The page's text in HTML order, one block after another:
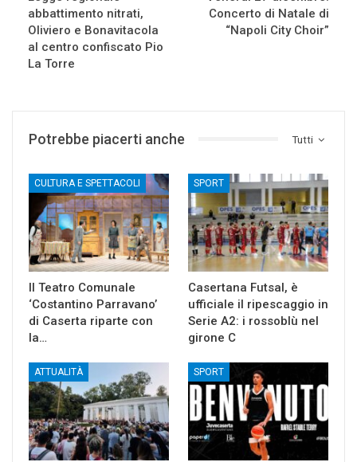
abbattimento nitrati,
Oliviero e Bonavitacola
al centro confiscato Pio
La Torre
Concerto di Natale di
“Napoli City Choir”
Tutti
Potrebbe piacerti anche
CULTURA E SPETTACOLI
Il Teatro Comunale
‘Costantino Parravano’
di Caserta riparte con
la…
SPORT
Casertana Futsal, è
ufficiale il ripescaggio in
Serie A2: i rossoblù nel
girone C
ATTUALITÀ SPORT